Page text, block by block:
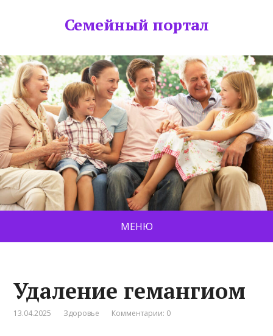
Семейный портал
МЕНЮ
Удаление гемангиом
13.04.2025 Здоровье Комментарии: 0